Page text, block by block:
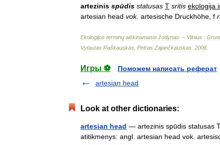
artezinis spūdis statusas T sritis ekologija
artesian head vok. artesische Druckhöhe f
Ekologijos terminų aiškinamasis žodynas . – Vilnius :
Vytautas Raškauskas Petras Zajančkauskas 2008
Игры ⚽
Поможем написать реферат
artesian head
Look at other dictionaries:
artesian head — artezinis spūdis statusas
atitikmenys: angl. artesian head vok.